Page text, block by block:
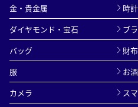
金・貴金属
時計
ダイヤモンド・宝石
ブ
バッグ
財布
服
お酒
カメラ
ス